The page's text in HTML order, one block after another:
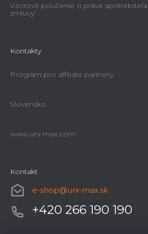
Vzorové poučenie o práve
zmluvy
Kontakty
Program pro affiliate partnery
Slovensko
www.uni-max.com
Kontakt
e-shop@uni-max.sk
+420 266 190 190